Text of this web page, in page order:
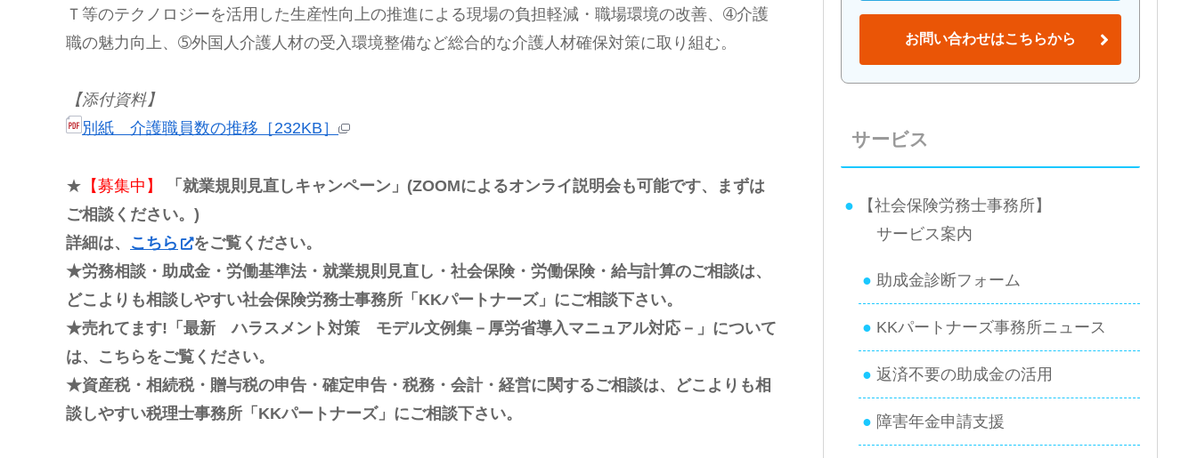
Ｔ等のテクノロジーを活用した生産性向上の推進による現場の負担軽減・職場環境の改善、➃介護
職の魅力向上、➄外国人介護人材の受入環境整備など総合的な介護人材確保対策に取り組む。
【添付資料】
別紙 介護職員数の推移［232KB］
★ 【募集中】
「就業規則見直しキャンペーン」(ZOOMによるオンライ説明会も可能です、まずは
ご相談ください。)
詳細は、 こちら
をご覧ください。
★労務相談・助成金・労働基準法・就業規則見直し・社会保険・労働保険・給与計算のご相談は、
どこよりも相談しやすい社会保険労務士事務所「KKパートナーズ」にご相談下さい。
★売れてます!「最新 ハラスメント対策 モデル文例集－厚労省導入マニュアル対応－」について
は、こちらをご覧ください。
★資産税・相続税・贈与税の申告・確定申告・税務・会計・経営に関するご相談は、どこよりも相
談しやすい税理士事務所「KKパートナーズ」にご相談下さい。
お問い合わせはこちらから
サービス
【社会保険労務士事務所】
サービス案内
助成金診断フォーム
KKパートナーズ事務所ニュース
返済不要の助成金の活用
障害年金申請支援